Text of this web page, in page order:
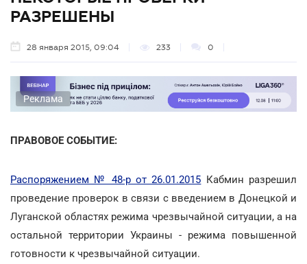
РАЗРЕШЕНЫ
28 января 2015, 09:04 233 0
Реклама
ПРАВОВОЕ СОБЫТИЕ:
Распоряжением № 48-р от 26.01.2015 Кабмин разрешил
проведение проверок в связи с введением в Донецкой и
Луганской областях режима чрезвычайной ситуации, а на
остальной территории Украины - режима повышенной
готовности к чрезвычайной ситуации.